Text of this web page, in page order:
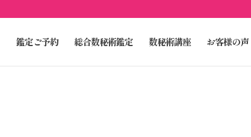
鑑定ご予約 総合数秘術鑑定 数秘術講座 お客様の声